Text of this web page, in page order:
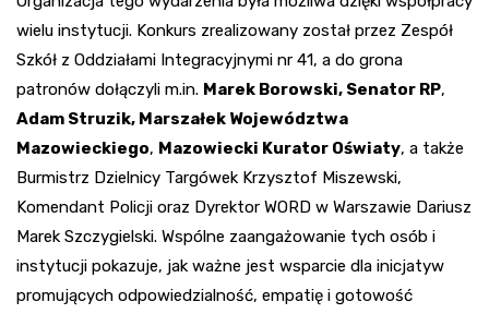
wielu instytucji. Konkurs zrealizowany został przez Zespół
Szkół z Oddziałami Integracyjnymi nr 41, a do grona
patronów dołączyli m.in. Marek Borowski, Senator RP,
Adam Struzik, Marszałek Województwa
Mazowieckiego, Mazowiecki Kurator Oświaty, a także
Burmistrz Dzielnicy Targówek Krzysztof Miszewski,
Komendant Policji oraz Dyrektor WORD w Warszawie Dariusz
Marek Szczygielski. Wspólne zaangażowanie tych osób i
instytucji pokazuje, jak ważne jest wsparcie dla inicjatyw
promujących odpowiedzialność, empatię i gotowość